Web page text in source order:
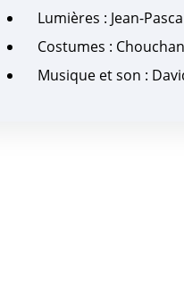
Lumières : Jean-
Costumes :
Musique et son :